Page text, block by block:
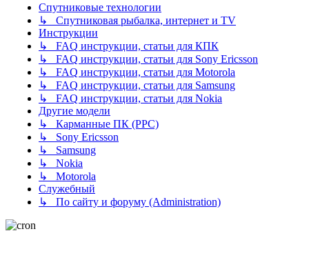
Спутниковые технологии
↳ Спутниковая рыбалка, интернет и TV
Инструкции
↳ FAQ инструкции, статьи для КПК
↳ FAQ инструкции, статьи для Sony Ericsson
↳ FAQ инструкции, статьи для Motorola
↳ FAQ инструкции, статьи для Samsung
↳ FAQ инструкции, статьи для Nokia
Другие модели
↳ Карманные ПК (PPC)
↳ Sony Ericsson
↳ Samsung
↳ Nokia
↳ Motorola
Служебный
↳ По сайту и форуму (Administration)